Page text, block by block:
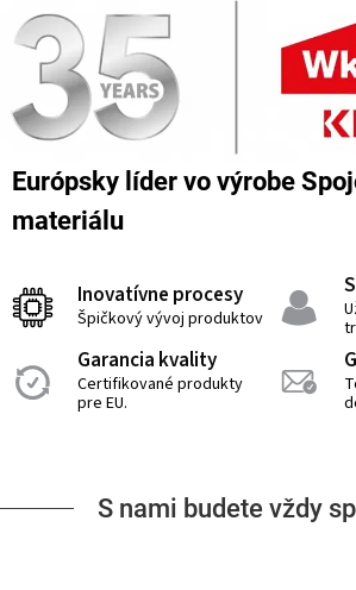
Európsky líder vo výrobe
materiálu
Inovatívne procesy
Špičkový vývoj produktov
Garancia kvality
Certifikované produkty
pre EU.
S nami budete vždy